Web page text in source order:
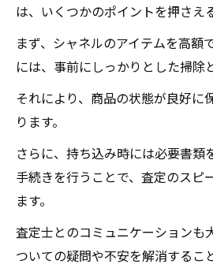
は、いくつかのポイントを押さえ
まず、シャネルのアイテムを高額
には、事前にしっかりとした掃除
それにより、商品の状態が良好に
ります。
さらに、持ち込み時には必要書類
手続きを行うことで、査定のスピ
ます。
査定士とのコミュニケーションも
ついての疑問や不安を解消するこ